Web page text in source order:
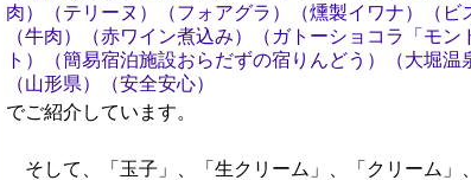
肉）（テリーヌ）（フォアグラ）（燻製イワナ）（ビ
（牛肉）（赤ワイン煮込み）（ガトーショコラ「モ
ト）（簡易宿泊施設おらだずの宿りんどう）（大堀温
（山形県）（安全安心）
でご紹介しています。
そして、「玉子」、「生クリーム」、「クリーム」